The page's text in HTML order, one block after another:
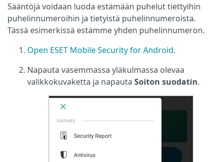
Sääntöjä voidaan luoda estämään puhelut tiettyihin
puhelinnumeroihin ja tietyistä puhelinnumeroista.
Tässä esimerkissä estämme yhden puhelinnumeron.
Open ESET Mobile Security for Android.
Napauta vasemmassa yläkulmassa olevaa
valikkokuvaketta ja napauta Soiton suodatin.